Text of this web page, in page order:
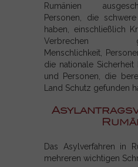
Rumänien
Personen, die
haben, einschließlich
Menschlichkeit,
die nationale Sicherheit
und Personen, die
Land Schutz gefunden
Das Asylverfahren in
mehreren wichtigen